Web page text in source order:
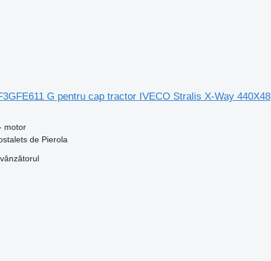
G pentru cap tractor IVECO Stralis X-Way 440X48
motor
de Pierola